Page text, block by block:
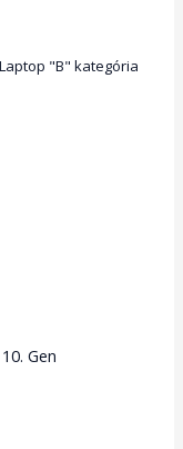
"B" kategória
Gen